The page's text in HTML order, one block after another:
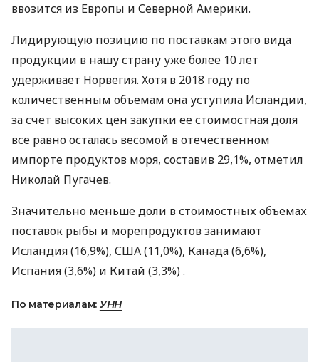
ввозится из Европы и Северной Америки.
Лидирующую позицию по поставкам этого вида
продукции в нашу страну уже более 10 лет
удерживает Норвегия. Хотя в 2018 году по
количественным объемам она уступила Исландии,
за счет высоких цен закупки ее стоимостная доля
все равно осталась весомой в отечественном
импорте продуктов моря, составив 29,1%, отметил
Николай Пугачев.
Значительно меньше доли в стоимостных объемах
поставок рыбы и морепродуктов занимают
Исландия (16,9%), США(11,0%), Канада (6,6%),
Испания (3,6%) и Китай (3,3%) .
По материалам: УНН